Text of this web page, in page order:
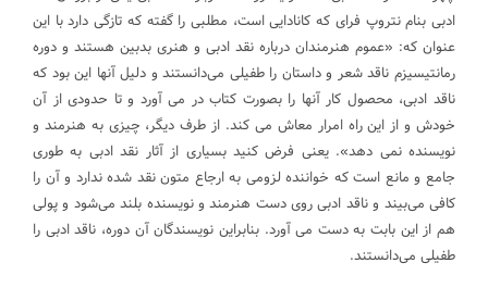
ادبی بنام نتروپ فرای که کانادایی است، مطلبی را گفته که تازگی دارد با این
عنوان که: «عموم هنرمندان درباره نقد ادبی و هنری بدبین هستند و دوره
رمانتیسیزم ناقد شعر و داستان را طفیلی می‌دانستند و دلیل آنها این بود که
ناقد ادبی، محصول کار آنها را بصورت کتاب در می آورد و تا حدودی از آن
خودش و از این راه امرار معاش می کند. از طرف دیگر، چیزی به هنرمند و
نویسنده نمی دهد». یعنی فرض کنید بسیاری از آثار نقد ادبی به طوری
جامع و مانع است که خواننده لزومی به ارجاع متون نقد شده ندارد و آن را
کافی می‌بیند و ناقد ادبی روی دست هنرمند و نویسنده بلند می‌شود و پولی
هم از این بابت به دست می آورد. بنابراین نویسندگان آن دوره، ناقد ادبی را
طفیلی می‌دانستند.